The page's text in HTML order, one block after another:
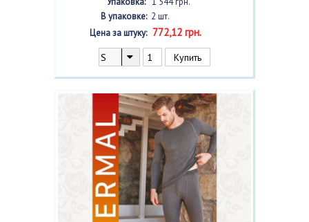
В упаковке:2 шт.
Цена за штуку:772,12 грн.